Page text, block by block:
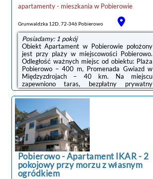
apartamenty - mieszkania w Pobierowie
Grunwaldzka 12D, 72-346 Pobierowo
Posiadamy: 1 pokój
Obiekt Apartament w Pobierowie położony
jest przy plaży w miejscowości Pobierowo.
Odległość ważnych miejsc od obiektu: Plaża
Pobierowo – 400 m, Promenada Gwiazd w
Międzyzdrojach – 40 km. Na miejscu
zapewniono taras, bezpłatny prywatny
parking oraz bezpłatne Wi-Fi.Oferta
apartamentu obejmuje sypialnię (1), salon,
aneks kuchenny z pełnym wyposażeniem, w
tym lodówką i ekspresem do kawy, a także
łazienkę (1) z prysznicem oraz suszarką do
włosów. W apartamencie zapewniono ręczniki
i pościel.Odległość ważnych miejsc od
obiektu: Klub golfowy Amber Baltic – 28
km.Doba ...
Pobierowo-Apartament IKAR - 2
pokojowy przy morzu z własnym
ogródkiem